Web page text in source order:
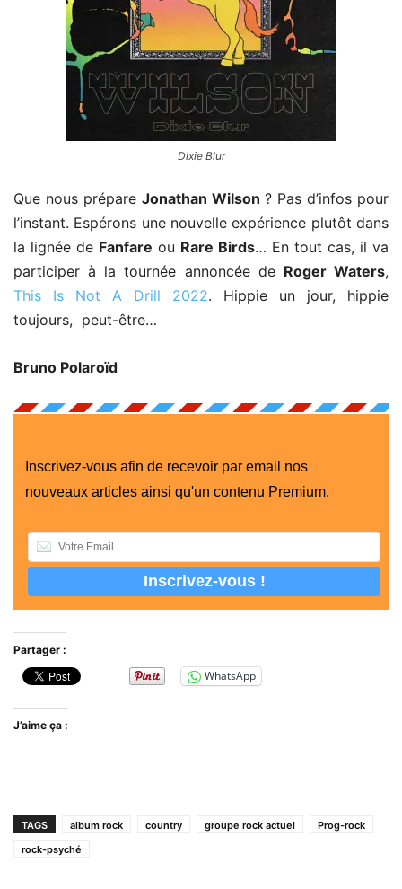
Dixie Blur
Que nous prépare Jonathan Wilson ? Pas d’infos pour
l’instant. Espérons une nouvelle expérience plutôt dans
la lignée de Fanfare ou Rare Birds… En tout cas, il va
participer à la tournée annoncée de Roger Waters,
This Is Not A Drill 2022. Hippie un jour, hippie
toujours, peut-être…
Bruno Polaroïd
Inscrivez-vous afin de recevoir par email nos
nouveaux articles ainsi qu'un contenu Premium.
Partager :
WhatsApp
J’aime ça :
TAGS album rock country groupe rock actuel
Prog-rock
rock-psyché